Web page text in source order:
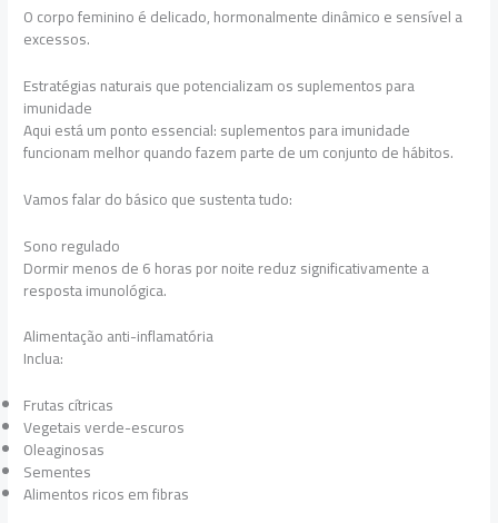
O corpo feminino é delicado, hormonalmente dinâmico e sensível a
excessos.
Estratégias naturais que potencializam os suplementos para
imunidade
Aqui está um ponto essencial: suplementos para imunidade
funcionam melhor quando fazem parte de um conjunto de hábitos.
Vamos falar do básico que sustenta tudo:
Sono regulado
Dormir menos de 6 horas por noite reduz significativamente a
resposta imunológica.
Alimentação anti-inflamatória
Inclua:
Frutas cítricas
Vegetais verde-escuros
Oleaginosas
Sementes
Alimentos ricos em fibras